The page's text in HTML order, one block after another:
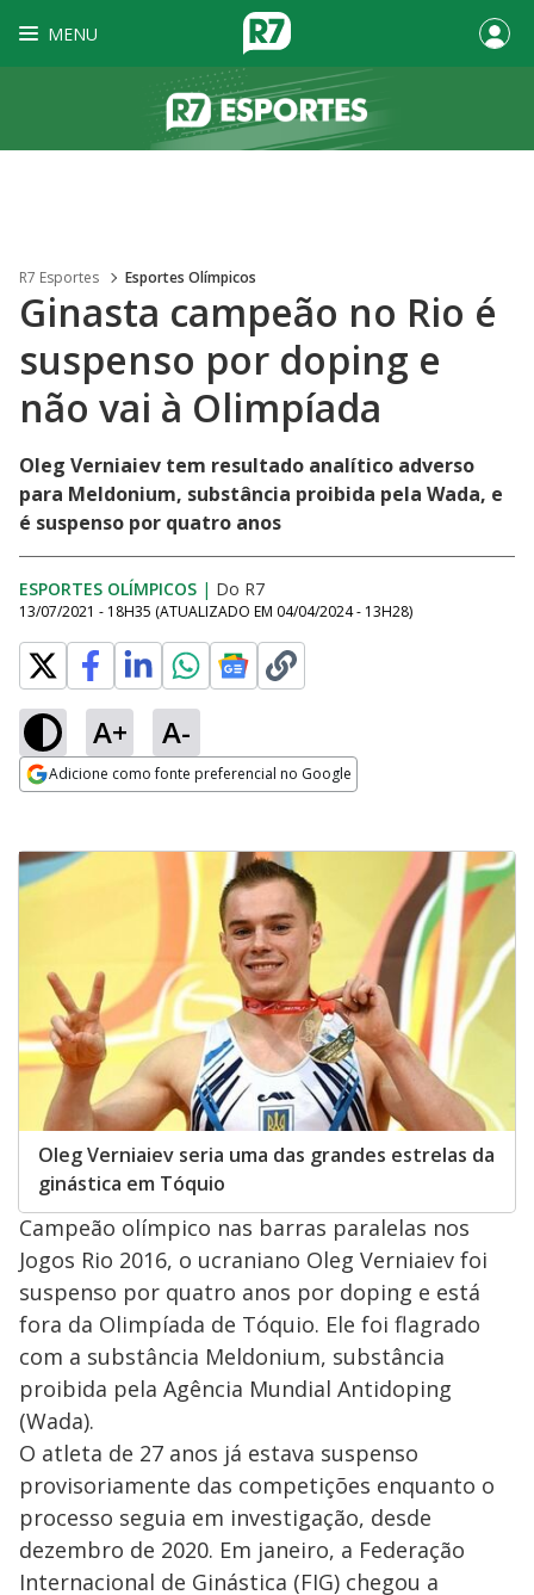
MENU
R7 Esportes Esportes Olímpicos
Ginasta campeão no Rio é
suspenso por doping e
não vai à Olimpíada
Oleg Verniaiev tem resultado analítico adverso
para Meldonium, substância proibida pela Wada, e
é suspenso por quatro anos
ESPORTES OLÍMPICOS | Do R7
13/07/2021 - 18H35 (ATUALIZADO EM 04/04/2024 - 13H28)
A+ A-
Adicione como fonte preferencial no Google
Oleg Verniaiev seria uma das grandes estrelas da
ginástica em Tóquio
Campeão olímpico nas barras paralelas nos
Jogos Rio 2016, o ucraniano Oleg Verniaiev foi
suspenso por quatro anos por doping e está
fora da Olimpíada de Tóquio. Ele foi flagrado
com a substância Meldonium, substância
proibida pela Agência Mundial Antidoping
(Wada).
O atleta de 27 anos já estava suspenso
provisoriamente das competições enquanto o
processo seguia em investigação, desde
dezembro de 2020. Em janeiro, a Federação
Internacional de Ginástica (FIG) chegou a